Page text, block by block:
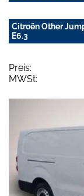
Citroën Other
E6.3
Preis:
MWSt: